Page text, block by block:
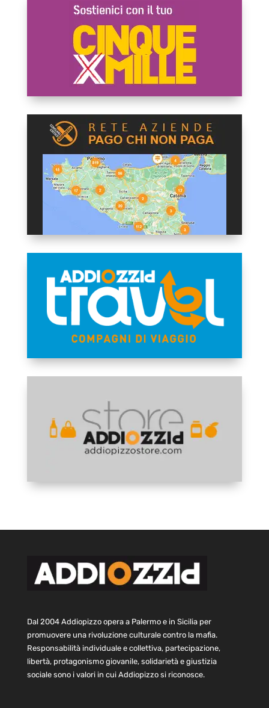
Dal 2004 Addiopizzo opera a Palermo e in Sicilia per
promuovere una rivoluzione culturale contro la mafia.
Responsabilità individuale e collettiva, partecipazione,
libertà, protagonismo giovanile, solidarietà e giustizia
sociale sono i valori in cui Addiopizzo si riconosce.